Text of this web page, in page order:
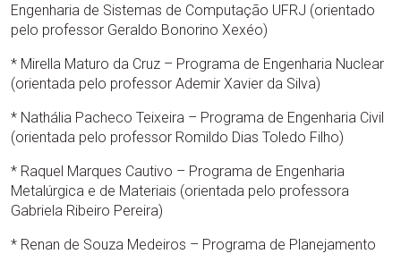
Engenharia de Sistemas de Computação UFRJ (orientado
pelo professor Geraldo Bonorino Xexéo)
* Mirella Maturo da Cruz – Programa de Engenharia Nuclear
(orientada pelo professor Ademir Xavier da Silva)
* Nathália Pacheco Teixeira – Programa de Engenharia Civil
(orientada pelo professor Romildo Dias Toledo Filho)
* Raquel Marques Cautivo – Programa de Engenharia
Metalúrgica e de Materiais (orientada pelo professora
Gabriela Ribeiro Pereira)
* Renan de Souza Medeiros – Programa de Planejamento